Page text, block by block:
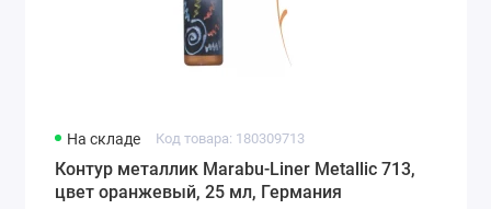
На складе Код товара: 180309713
Контур металлик Marabu-Liner Metallic 713,
цвет оранжевый, 25 мл, Германия